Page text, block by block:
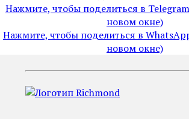
Нажмите, чтобы поделиться в
новом окне)
Нажмите, чтобы поделиться в
новом окне)